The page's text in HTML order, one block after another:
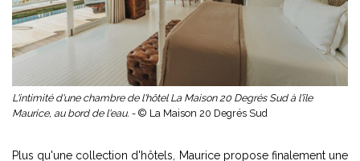
L'intimité d'une chambre de l'hôtel La Maison 20 Degrés Sud à l'île
Maurice, au bord de l'eau. - © La Maison 20 Degrés Sud
Plus qu'une collection d'hôtels, Maurice propose finalement une